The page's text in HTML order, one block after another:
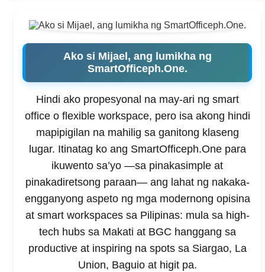
Ako si Mijael, ang lumikha ng
SmartOfficeph.One.
Hindi ako propesyonal na may-ari ng smart
office o flexible workspace, pero isa akong hindi
mapipigilan na mahilig sa ganitong klaseng
lugar. Itinatag ko ang SmartOfficeph.One para
ikuwento sa’yo —sa pinakasimple at
pinakadiretsong paraan— ang lahat ng nakaka-
engganyong aspeto ng mga modernong opisina
at smart workspaces sa Pilipinas: mula sa high-
tech hubs sa Makati at BGC hanggang sa
productive at inspiring na spots sa Siargao, La
Union, Baguio at higit pa.